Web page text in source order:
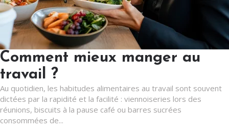
Comment mieux manger au
travail ?
Au quotidien, les habitudes alimentaires au travail sont souvent
dictées par la rapidité et la facilité : viennoiseries lors des
réunions, biscuits à la pause café ou barres sucrées
consommées de...